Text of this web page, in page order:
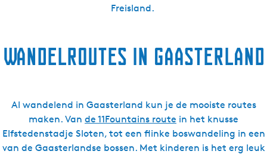
Freisland.
Wandelroutes in Gaasterland
Al wandelend in Gaasterland kun je de mooiste routes
maken. Van de 11Fountains route in het knusse
Elfstedenstadje Sloten, tot een flinke boswandeling in een
van de Gaasterlandse bossen. Met kinderen is het erg leuk